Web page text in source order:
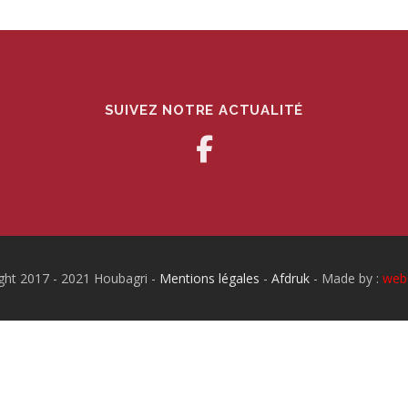
SUIVEZ NOTRE ACTUALITÉ
2017 - 2021 Houbagri - Mentions légales - Afdruk- Made by :